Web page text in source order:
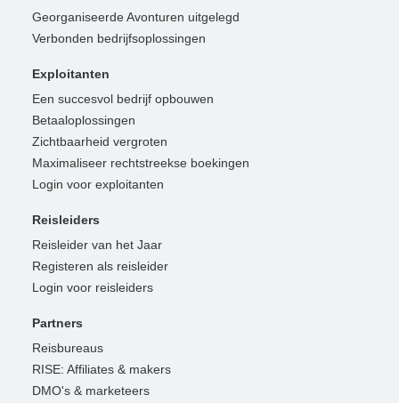
Georganiseerde Avonturen uitgelegd
Verbonden bedrijfsoplossingen
Exploitanten
Een succesvol bedrijf opbouwen
Betaaloplossingen
Zichtbaarheid vergroten
Maximaliseer rechtstreekse boekingen
Login voor exploitanten
Reisleiders
Reisleider van het Jaar
Registeren als reisleider
Login voor reisleiders
Partners
Reisbureaus
RISE: Affiliates & makers
DMO's & marketeers